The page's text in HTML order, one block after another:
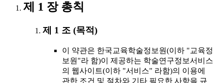
제 1 장 총칙
제 1 조 (목적)
이 약관은 한국교육학술정보원(이하 "교육정
보원"라 함)이 제공하는 학술연구정보서비스
의 웹사이트(이하 "서비스" 라함)의 이용에
관한 조건 및 절차와 기타 필요한 사항을 규